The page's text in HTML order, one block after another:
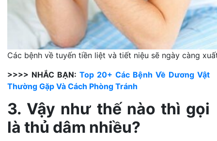
Các bệnh về tuyến tiền liệt và tiết niệu sẽ ngày càng
>>>> NHẮC BẠN: Top 20+ Các Bệnh Về Dương Vật
Thường Gặp Và Cách Phòng Tránh
3. Vậy như thế nào thì gọi
là thủ dâm nhiều?